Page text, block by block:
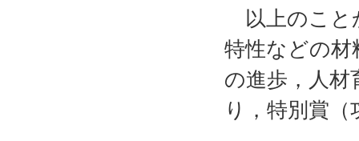
以上のこと
特性などの材
の進歩，人材
り，特別賞